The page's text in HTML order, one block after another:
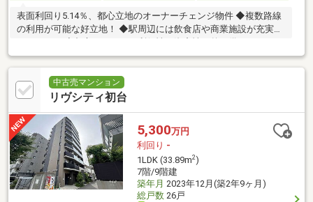
表面利回り5.14％、都心立地のオーナーチェンジ物件 ◆複数路線
の利用が可能な好立地！ ◆駅周辺には飲食店や商業施設が充実し
ョンです！
中古売マンション
リヴシティ初台
5,300万円
利回り -
1LDK (33.89m2)
7階/9階建
築年月 2023年12月(築2年9ヶ月)
総戸数26戸